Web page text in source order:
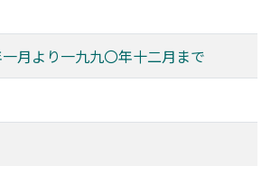
月より一九九〇年十二月まで